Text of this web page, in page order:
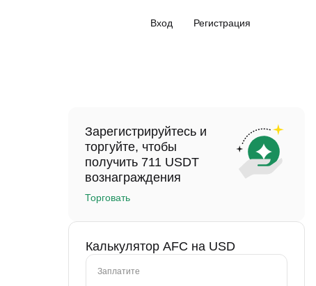
Вход Регистрация
Зарегистрируйтесь и
торгуйте, чтобы
получить 711 USDT
вознаграждения
Торговать
Калькулятор AFC на USD
Заплатите